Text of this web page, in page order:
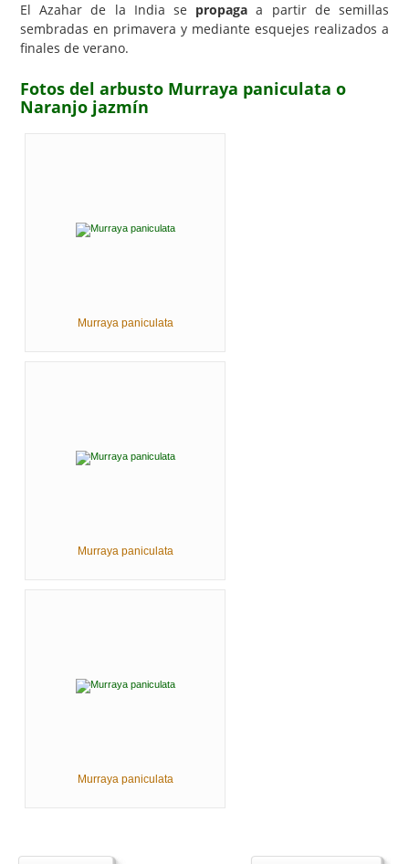
El Azahar de la India se propaga a partir de semillas
sembradas en primavera y mediante esquejes realizados a
finales de verano.
Fotos del arbusto Murraya paniculata o
Naranjo jazmín
Murraya paniculata
Murraya paniculata
Murraya paniculata